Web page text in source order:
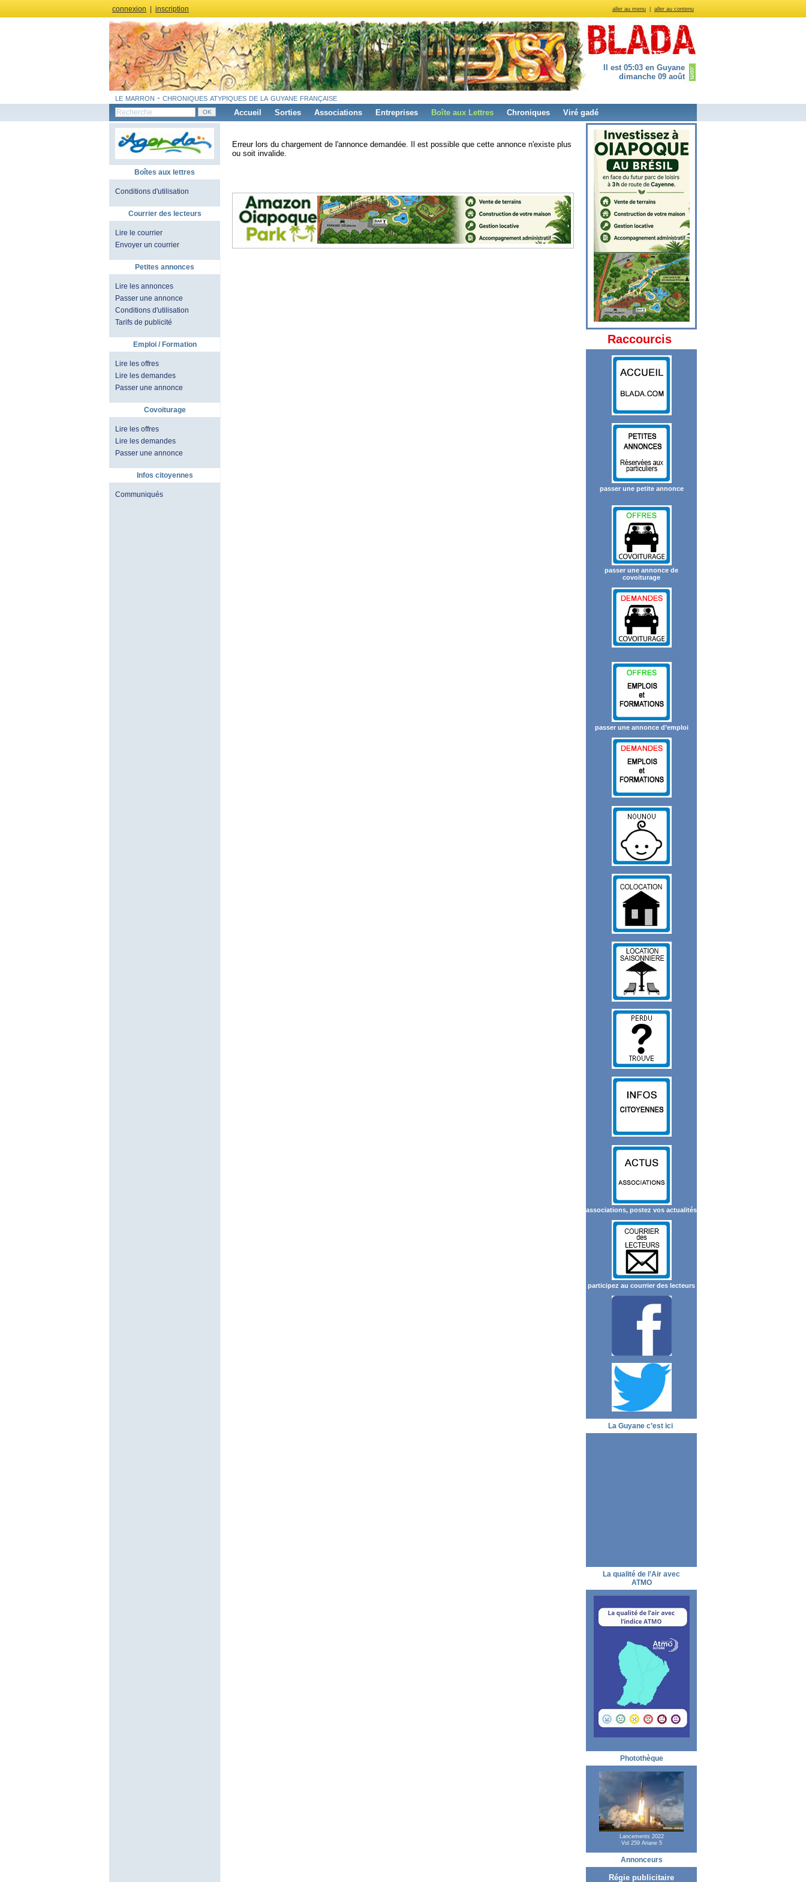
aller au menu aller au contenu
connexion inscription
Il est 05:03 en Guyane
dimanche 09 août
le marron - chroniques atypiques de la guyane française
Accueil Sorties Associations Entreprises Boîte aux Lettres Chroniques Viré gadé
Boîtes aux lettres
Conditions d'utilisation
Courrier des lecteurs
Lire le courrier
Envoyer un courrier
Petites annonces
Lire les annonces
Passer une annonce
Conditions d'utilisation
Tarifs de publicité
Emploi / Formation
Lire les offres
Lire les demandes
Passer une annonce
Covoiturage
Lire les offres
Lire les demandes
Passer une annonce
Infos citoyennes
Communiqués
Erreur lors du chargement de l'annonce demandée. Il est possible que cette annonce n'existe plus
ou soit invalide.
Raccourcis
passer une petite annonce
passer une annonce de
covoiturage
passer une annonce d’emploi
associations, postez vos actualités
participez au courrier des lecteurs
La Guyane c’est ici
La qualité de l’Air avec
ATMO
Photothèque
Lancements 2022
Vol 259 Ariane 5
Annonceurs
Régie publicitaire